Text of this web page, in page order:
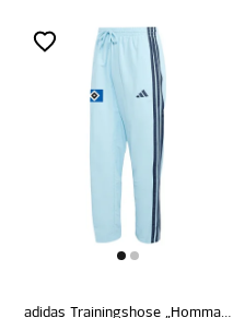
adidas Trainingshose „Hommage Pokalsieg 1976“